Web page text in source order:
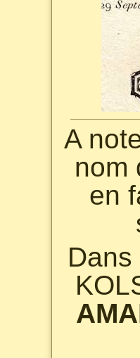
A
nom
en